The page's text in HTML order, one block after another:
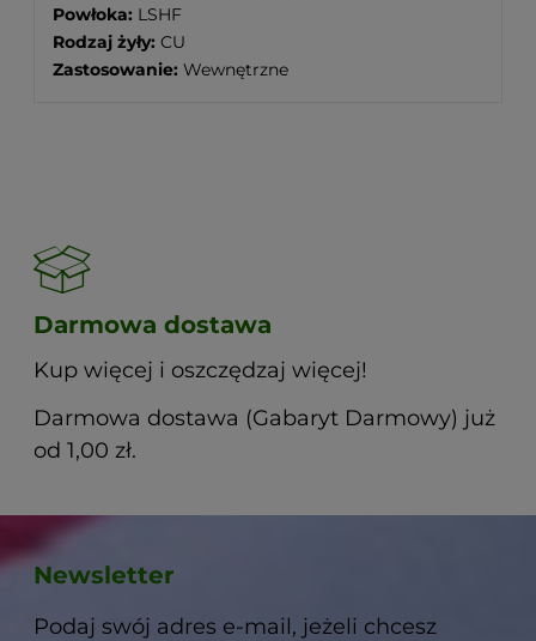
Powłoka: LSHF
Rodzaj żyły: CU
Zastosowanie: Wewnętrzne
Darmowa dostawa
Kup więcej i oszczędzaj więcej!
Darmowa dostawa (Gabaryt Darmowy) już
od 1,00 zł.
Newsletter
Podaj swój adres e-mail, jeżeli chcesz